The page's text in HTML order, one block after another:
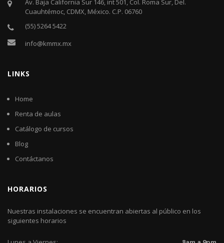
Av. Baja California Sur 146, int 501, Col. Roma Sur, Del.
Cuauhtémoc, CDMX, México. C.P. 06760​
(55) 5264 5422
info@kmmx.mx
LINKS
Home
Renta de aulas
Catálogo de cursos
Blog
Contáctanos
HORARIOS
Nuestras instalaciones se encuentran abiertas al público en los
siguientes horarios